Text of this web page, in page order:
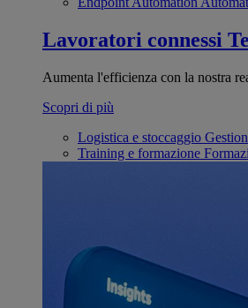
Lavoratori connessi
Aumenta l'efficienza con la nostra
Scopri di più
Logistica e stoccaggio
Training e formazione